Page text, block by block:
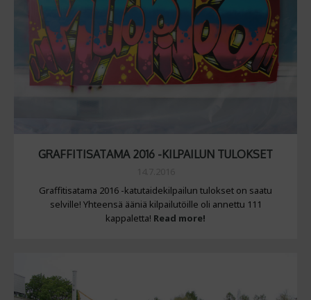
GRAFFITISATAMA 2016 -KILPAILUN TULOKSET
Graffitisatama 2016 -katutaidekilpailun tulokset on saatu
selville! Yhteensä ääniä kilpailutöille oli annettu 111
kappaletta! Read more!